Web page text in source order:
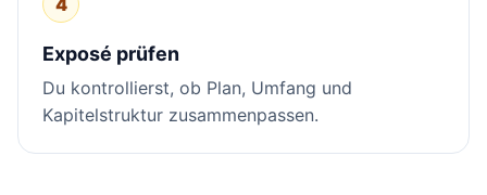
Exposé prüfen
Du kontrollierst, ob Plan, Umfang und
Kapitelstruktur zusammenpassen.